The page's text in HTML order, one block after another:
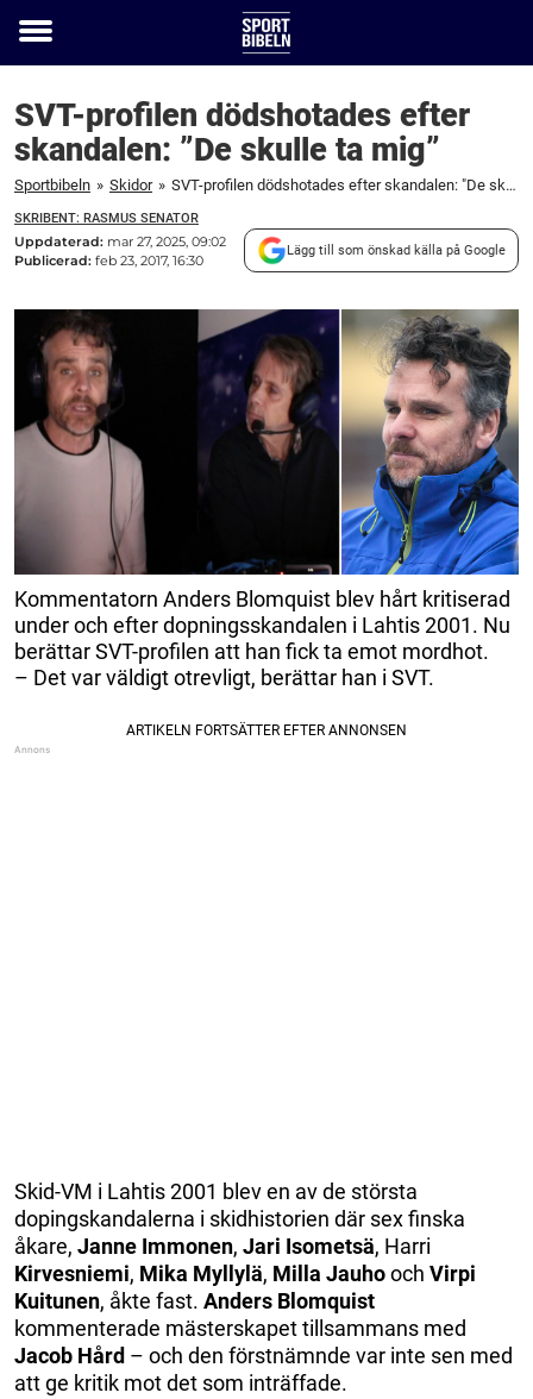
Toggle
SVT-profilen dödshotades efter
skandalen: ”De skulle ta mig”
Sportbibeln » Skidor » SVT-profilen dödshotades efter skandalen: "De skulle ta mig"
SKRIBENT: RASMUS SENATOR
Uppdaterad: mar 27, 2025, 09:02
Publicerad: feb 23, 2017, 16:30
Lägg till som önskad källa på Google
Kommentatorn Anders Blomquist blev hårt kritiserad
under och efter dopningsskandalen i Lahtis 2001. Nu
berättar SVT-profilen att han fick ta emot mordhot.
– Det var väldigt otrevligt, berättar han i SVT.
Skid-VM i Lahtis 2001 blev en av de största
dopingskandalerna i skidhistorien där sex finska
åkare, Janne Immonen, Jari Isometsä, Harri
Kirvesniemi, Mika Myllylä, Milla Jauhooch Virpi
Kuitunen, åkte fast. Anders Blomquist
kommenterade mästerskapet tillsammans med
Jacob Hård – och den förstnämnde var inte sen med
att ge kritik mot det som inträffade.